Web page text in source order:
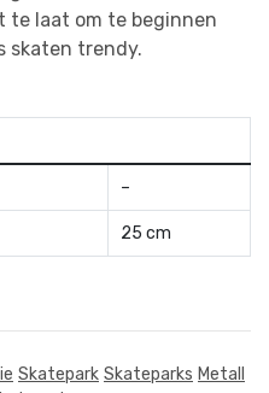
te laat om te beginnen
skaten trendy.
–
25 cm
Skatepark Skateparks Metall